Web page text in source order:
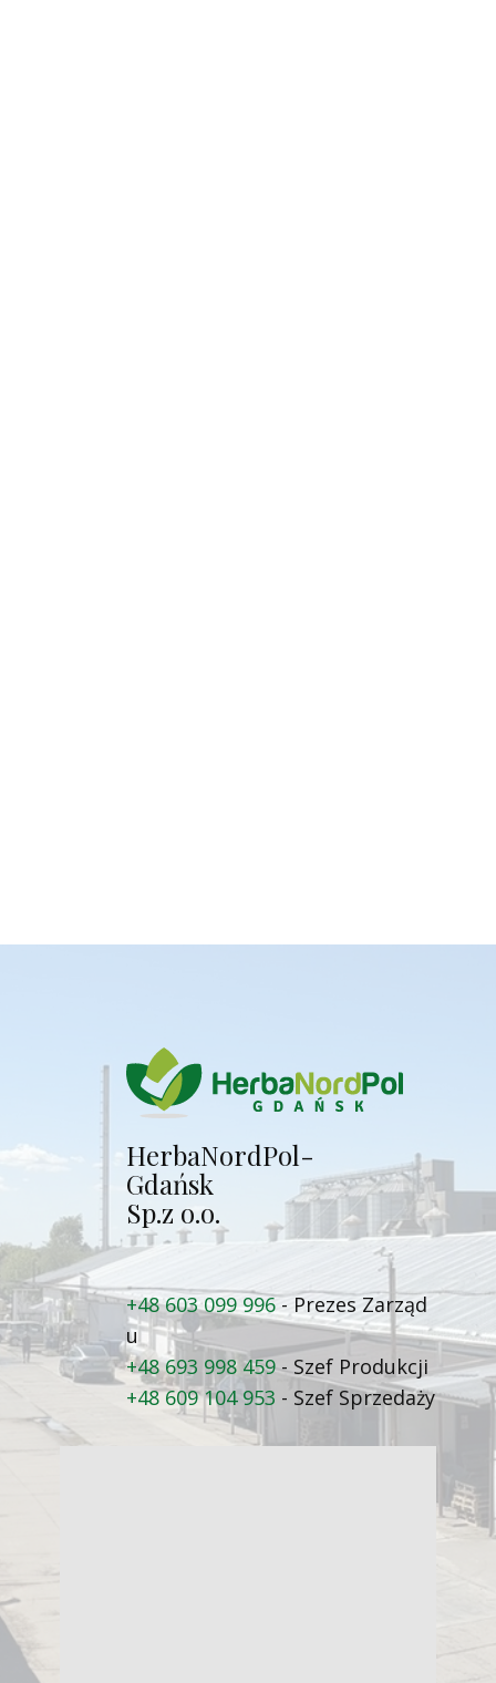
Herba​NordPol-
Gdańsk
Sp.z o.o.
+48 603 099 996 - Prezes Zarząd​
u
+48 693 998 459 - Szef Produkcji
+48 609 104 953 - Szef Sprzedaży